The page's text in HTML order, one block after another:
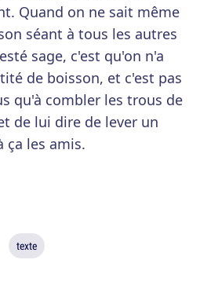
Quand on ne sait même
séant à tous les autres
sage, c'est qu'on n'a
de boisson, et c'est pas
qu'à combler les trous de
de lui dire de lever un
ça les amis.
texte